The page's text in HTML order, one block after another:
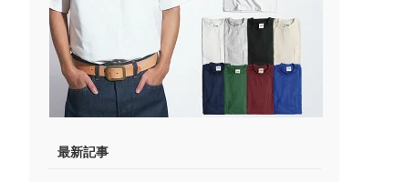
最新記事